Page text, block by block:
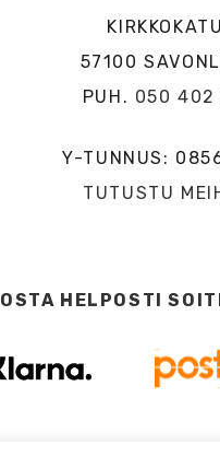
57100
PUH. 050 402
Y-TUNNUS:
TUTUSTU
OSTA HELPOSTI